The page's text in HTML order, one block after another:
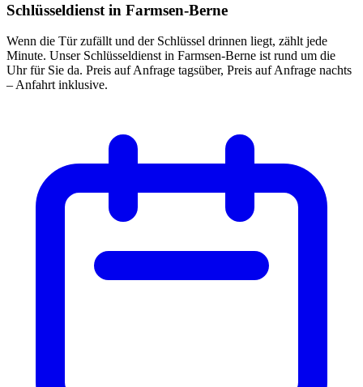
Schlüsseldienst in Farmsen-Berne
Wenn die Tür zufällt und der Schlüssel drinnen liegt, zählt jede
Minute. Unser Schlüsseldienst in Farmsen-Berne ist rund um die
Uhr für Sie da. Preis auf Anfrage tagsüber, Preis auf Anfrage nachts
– Anfahrt inklusive.